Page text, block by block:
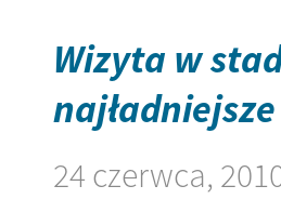
Wizyta w
24 czerwca,